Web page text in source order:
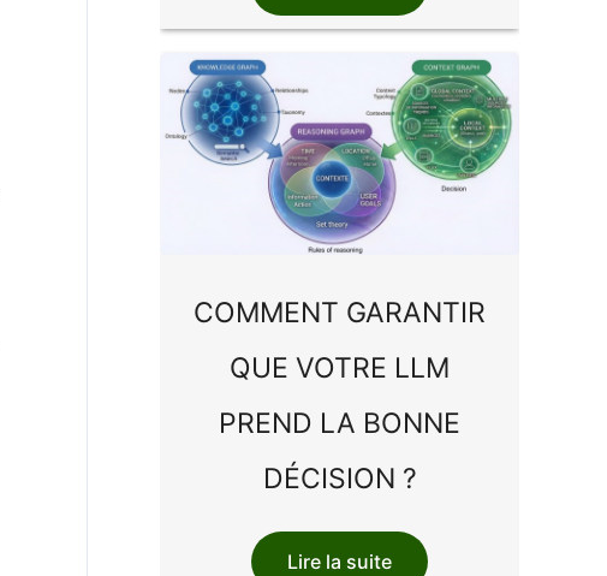
COMMENT GARANTIR
QUE VOTRE LLM
PREND LA BONNE
DÉCISION ?
Lire la suite